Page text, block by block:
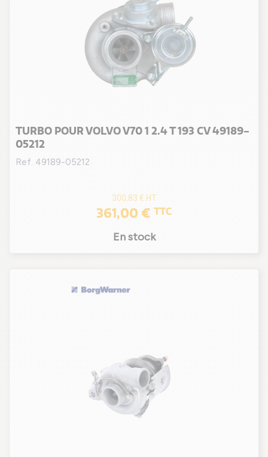
TURBO POUR VOLVO V70 1 2.4 T 193 CV 49189-
05212
Ref. 49189-05212
300,83 € HT
361,00 € TTC
En stock